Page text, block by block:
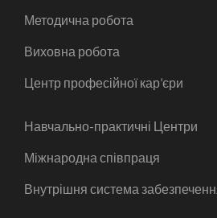
Методична робота
Виховна робота
Центр професійної кар’єри
Навчально-практичні Центри
Міжнародна співпраця
Внутрішня система